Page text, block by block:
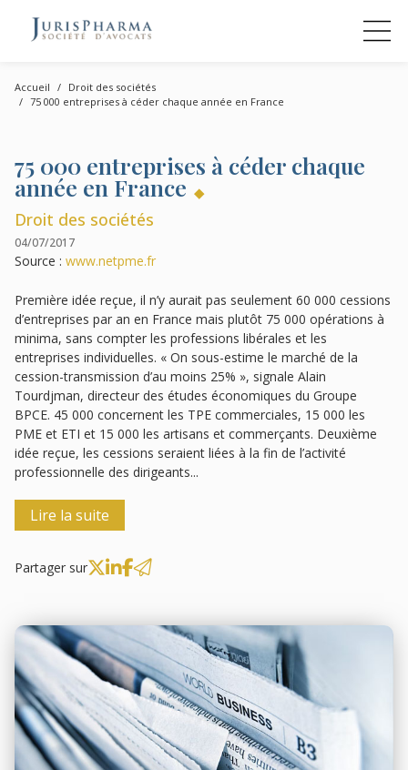
Accueil
Droit des sociétés
75 000 entreprises à céder chaque année en France
75 000 entreprises à céder chaque
année en France
Droit des sociétés
04/07/2017
Source : www.netpme.fr
Première idée reçue, il n’y aurait pas seulement 60 000 cessions
d’entreprises par an en France mais plutôt 75 000 opérations à
minima, sans compter les professions libérales et les
entreprises individuelles. « On sous-estime le marché de la
cession-transmission d’au moins 25% », signale Alain
Tourdjman, directeur des études économiques du Groupe
BPCE. 45 000 concernent les TPE commerciales, 15 000 les
PME et ETI et 15 000 les artisans et commerçants. Deuxième
idée reçue, les cessions seraient liées à la fin de l’activité
professionnelle des dirigeants...
Lire la suite
Partager sur